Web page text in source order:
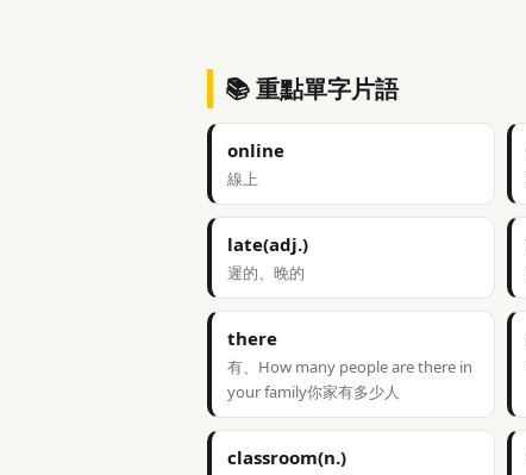
📚 重點單字片語
online
線上
late(adj.)
遲的、晚的
there
有、How many people are there in
your family你家有多少人
classroom(n.)